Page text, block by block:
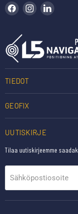
Löydä meidätLöydä meidät
TIEDOT
GEOFIX
UUTISKIRJE
Tilaa uutiskirjeemme
Sähköpostiosoite